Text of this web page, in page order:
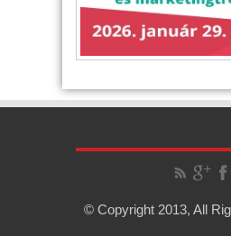
© Copyright 2013, All